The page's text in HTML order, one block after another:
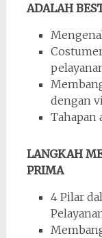
ADALAH
dengan
Tahapan
LANGKAH
PRIMA
4 Pilar